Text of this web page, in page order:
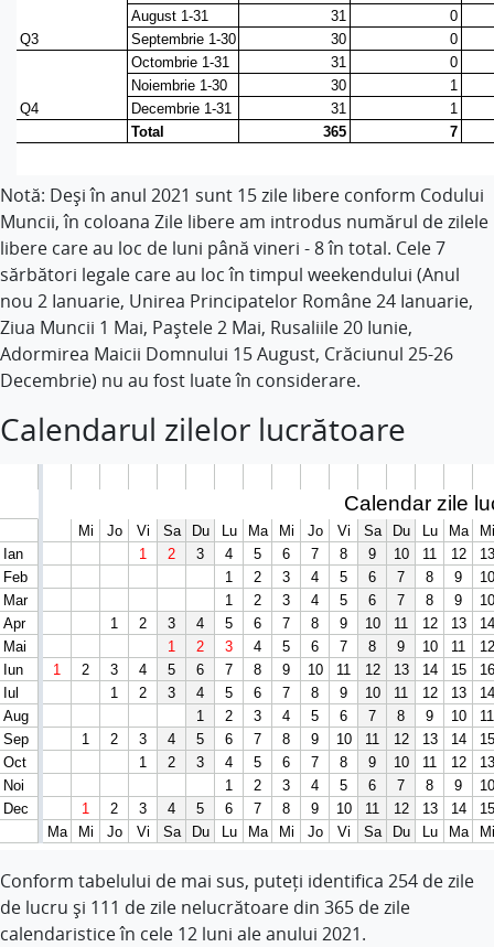
Notă: Deși în anul 2021 sunt 15 zile libere conform Codului
Muncii, în coloana Zile libere am introdus numărul de zilele
libere care au loc de luni până vineri - 8 în total. Cele 7
sărbători legale care au loc în timpul weekendului (Anul
nou 2 Ianuarie, Unirea Principatelor Române 24 Ianuarie,
Ziua Muncii 1 Mai, Paștele 2 Mai, Rusaliile 20 Iunie,
Adormirea Maicii Domnului 15 August, Crăciunul 25-26
Decembrie) nu au fost luate în considerare.
Calendarul zilelor lucrătoare
Conform tabelului de mai sus, puteți identifica 254 de zile
de lucru și 111 de zile nelucrătoare din 365 de zile
calendaristice în cele 12 luni ale anului 2021.